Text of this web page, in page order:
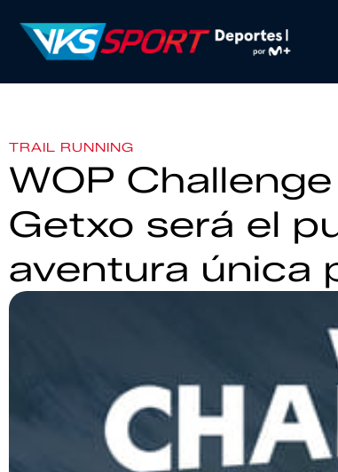
TRAIL RUNNING
WOP
Getxo será el
aventura única